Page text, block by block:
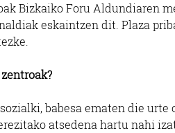
Bizkaiko Foru Aldundiaren
eskaintzen dit. Plaza
babesa ematen die
atsedena hartu nahi